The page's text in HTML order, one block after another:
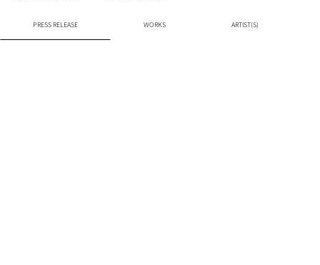
PRESS RELEASE WORKS ARTIST(S)